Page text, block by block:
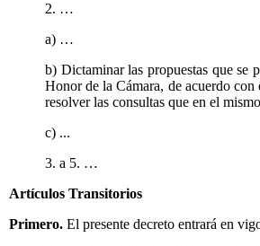
2. …
a) …
b) Dictaminar las propuestas que se
Honor de la Cámara, de acuerdo
resolver las consultas que en el
c) ...
3. a 5. …
Artículos Transitorios
Primero. El presente decreto entrará en